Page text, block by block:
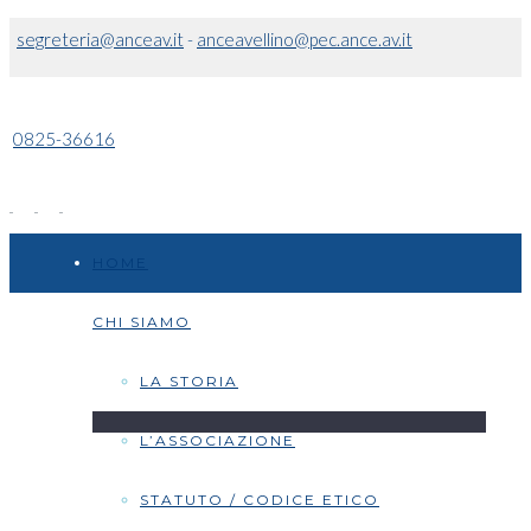
segreteria@anceav.it- anceavellino@pec.ance.av.it
0825-36616
CHI SIAMO
LA STORIA
L’ASSOCIAZIONE
STATUTO / CODICE ETICO